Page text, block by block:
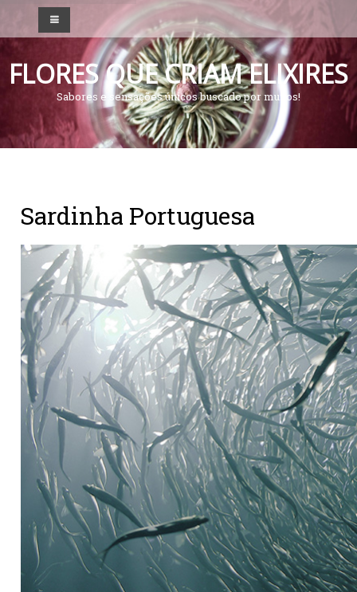
FLORESQUECRIAMELIXIRES
Sabores e sensações únicos buscado por muitos!
Sardinha Portuguesa